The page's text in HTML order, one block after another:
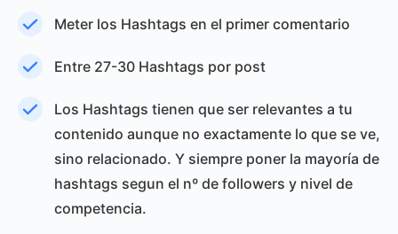
Meter los Hashtags en el primer comentario
Entre 27-30 Hashtags por post
Los Hashtags tienen que ser relevantes a tu
contenido aunque no exactamente lo que se ve,
sino relacionado. Y siempre poner la mayoría de
hashtags segun el nº de followers y nivel de
competencia.